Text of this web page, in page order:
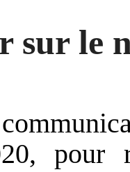
sur le
pour